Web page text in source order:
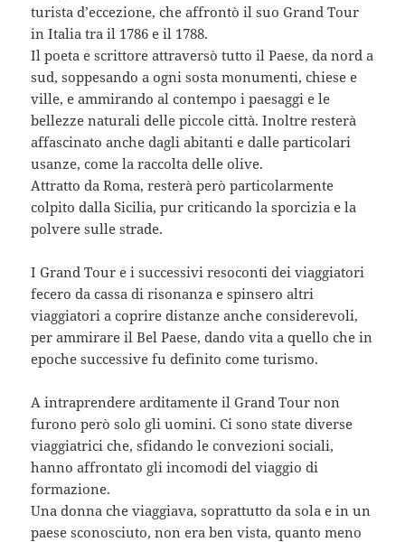
turista d’eccezione, che affrontò il suo Grand Tour
in Italia tra il 1786 e il 1788.
Il poeta e scrittore attraversò tutto il Paese, da nord a
sud, soppesando a ogni sosta monumenti, chiese e
ville, e ammirando al contempo i paesaggi e le
bellezze naturali delle piccole città. Inoltre resterà
affascinato anche dagli abitanti e dalle particolari
usanze, come la raccolta delle olive.
Attratto da Roma, resterà però particolarmente
colpito dalla Sicilia, pur criticando la sporcizia e la
polvere sulle strade.
I Grand Tour e i successivi resoconti dei viaggiatori
fecero da cassa di risonanza e spinsero altri
viaggiatori a coprire distanze anche considerevoli,
per ammirare il Bel Paese, dando vita a quello che in
epoche successive fu definito come turismo.
A intraprendere arditamente il Grand Tour non
furono però solo gli uomini. Ci sono state diverse
viaggiatrici che, sfidando le convezioni sociali,
hanno affrontato gli incomodi del viaggio di
formazione.
Una donna che viaggiava, soprattutto da sola e in un
paese sconosciuto, non era ben vista, quanto meno